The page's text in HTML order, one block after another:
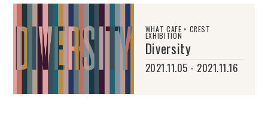
WHAT CAFE × CREST
EXHIBITION
Diversity
2021.11.05 - 2021.11.16